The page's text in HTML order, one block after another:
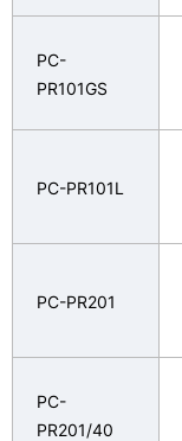
PC-
PR101GS
PC-PR101L
PC-PR201
PC-
PR201/40